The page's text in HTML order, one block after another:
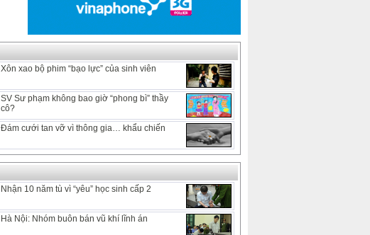
Xôn xao bộ phim “bạo lực” của sinh viên
SV Sư phạm không bao giờ “phong bì” thầy
cô?
Đám cưới tan vỡ vì thông gia… khẩu chiến
Nhận 10 năm tù vì “yêu” học sinh cấp 2
Hà Nội: Nhóm buôn bán vũ khí lĩnh án